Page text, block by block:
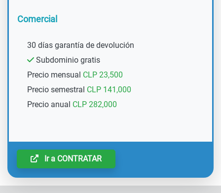
Comercial
30 días garantía de devolución
Subdominio gratis
Precio mensual CLP 23,500
Precio semestral CLP 141,000
Precio anual CLP 282,000
Ir a CONTRATAR